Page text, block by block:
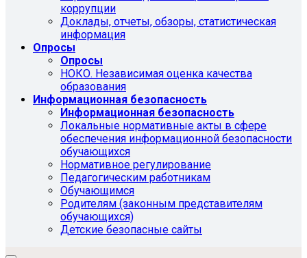
коррупции
Доклады, отчеты, обзоры, статистическая
информация
Опросы
Опросы
НОКО. Независимая оценка качества
образования
Информационная безопасность
Информационная безопасность
Локальные нормативные акты в сфере
обеспечения информационной безопасности
обучающихся
Нормативное регулирование
Педагогическим работникам
Обучающимся
Родителям (законным представителям
обучающихся)
Детские безопасные сайты